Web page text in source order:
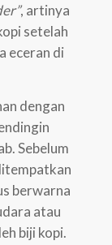
, artinya
setelah
eceran di
dengan
Sebelum
berwarna
atau
biji kopi.